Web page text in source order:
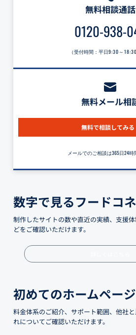
無料相談通話
0120-938-
（受付時間：平日9:30～18:30
無料メール相
無料で相談してみる
メールでのご相談は365日24時
数字で見るフードコ
制作したサイトの数や直近の実績、支援
どをご確認いただけます。
初めてのホームペー
料金体系のご紹介、サポート範囲、他社
れについてご確認いただけます。